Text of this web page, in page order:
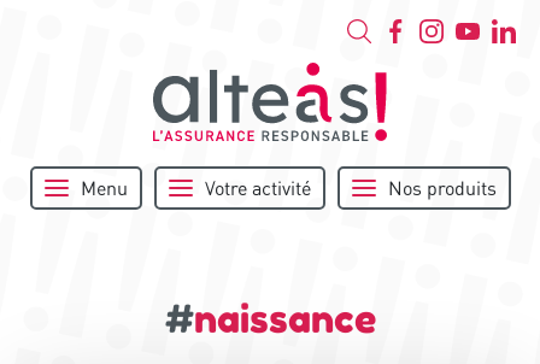
Menu Votre activité Nos produits
#naissance